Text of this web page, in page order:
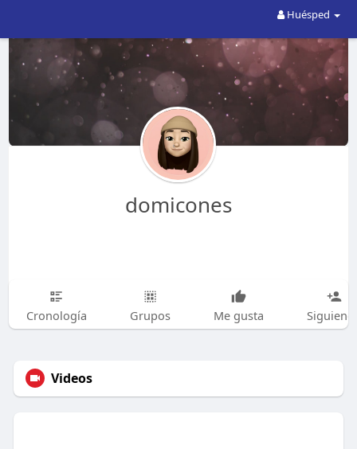
Huésped
domicones
Cronología Grupos Me gusta
Videos